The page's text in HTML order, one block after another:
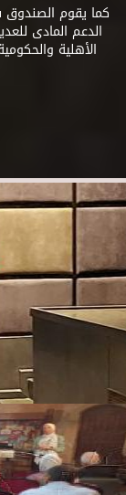
كما يقوم الصندوق
الدعم المادى
الأهلية